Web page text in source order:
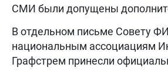
СМИ были допущены
В отдельном письме Совету
национальным ассоциациям
Графстрем принесли